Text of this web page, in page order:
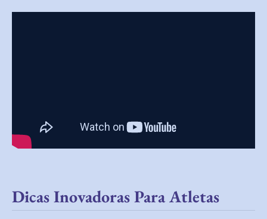
Dicas Inovadoras Para Atletas